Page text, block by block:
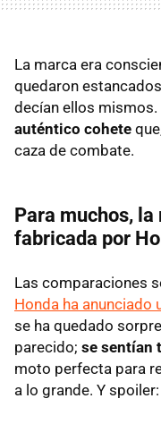
La marca era
quedaron
decían ellos mismos.
auténtico cohete
caza de combate.
Para muchos,
fabricada por
Las comparaciones
Honda ha anunciado
se ha quedado
parecido; se sentían
moto perfecta para
a lo grande. Y